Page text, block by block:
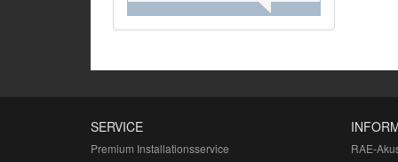
SERVICE
Premium Installationsservice RAE-